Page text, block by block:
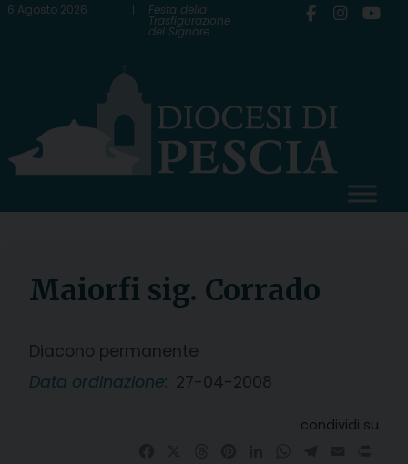
Skip
6 Agosto 2026 Festa della
Trasfigurazione
del Signore
Maiorfi sig. Corrado
Diacono permanente
Data ordinazione: 27-04-2008
condividi su